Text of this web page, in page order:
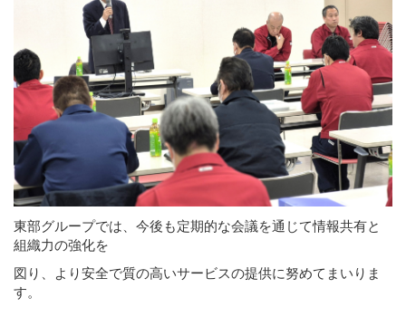
東部グループでは、今後も定期的な会議を通じて情報共有と
組織力の強化を
図り、より安全で質の高いサービスの提供に努めてまいりま
す。